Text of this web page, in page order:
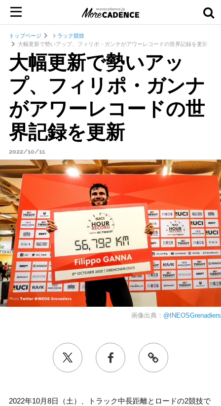
トップページ
トラック競技
大幅更新で勢いアップ、フィリポ・ガンナがアワーレコードの世界記録を更新
大幅更新で勢いアッ
プ、フィリポ・ガンナ
がアワーレコードの世
界記録を更新
2022/10/11
画像出典： @INEOSGrenadiers
2022年10月8日（土）、トラック中長距離とロードの2競技で